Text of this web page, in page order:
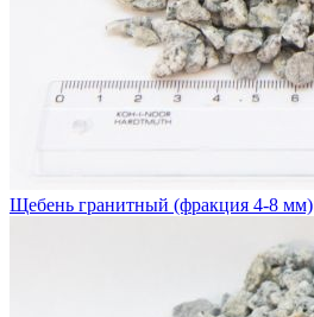
Щебень гранитный (фракция 4-8 мм)